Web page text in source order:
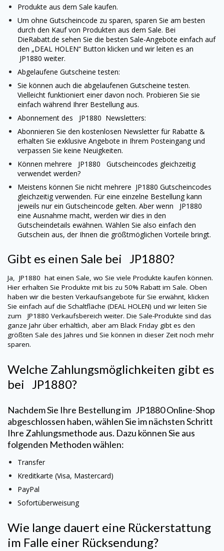
Produkte aus dem Sale kaufen.
Um ohne Gutscheincode zu sparen, sparen Sie am besten
durch den Kauf von Produkten aus dem Sale. Bei
DieRabatt.de sehen Sie die besten Sale-Angebote einfach auf
den „DEAL HOLEN“ Button klicken und wir leiten es an
JP1880 weiter.
Abgelaufene Gutscheine testen:
Sie können auch die abgelaufenen Gutscheine testen.
Vielleicht funktioniert einer davon noch. Probieren Sie sie
einfach während Ihrer Bestellung aus.
Abonnement des
JP1880 Newsletters:
Abonnieren Sie den kostenlosen Newsletter für Rabatte &
erhalten Sie exklusive Angebote in Ihrem Posteingang und
verpassen Sie keine Neuigkeiten.
Können mehrere
JP1880 Gutscheincodes gleichzeitig
verwendet werden?
Meistens können Sie nicht mehrere JP1880 Gutscheincodes
gleichzeitig verwenden. Für eine einzelne Bestellung kann
jeweils nur ein Gutscheincode gelten. Aber wenn
JP1880
eine Ausnahme macht, werden wir dies in den
Gutscheindetails ewähnen. Wählen Sie also einfach den
Gutschein aus, der Ihnen die größtmöglichen Vorteile bringt.
Gibt es einen Sale bei JP1880?
Ja, JP1880 hat einen Sale, wo Sie viele Produkte kaufen können.
Hier erhalten Sie Produkte mit bis zu 50% Rabatt im Sale. Oben
haben wir die besten Verkaufsangebote für Sie erwähnt, klicken
Sie einfach auf die Schaltfläche (DEAL HOLEN) und wir leiten Sie
zum
JP1880 Verkaufsbereich weiter. Die Sale-Produkte sind das
ganze Jahr über erhältlich, aber am Black Friday gibt es den
größten Sale des Jahres und Sie können in dieser Zeit noch mehr
sparen.
Welche Zahlungsmöglichkeiten gibt es
bei JP1880?
Nachdem Sie Ihre Bestellung im JP1880 Online-Shop
abgeschlossen haben, wählen Sie im nächsten Schritt
Ihre Zahlungsmethode aus. Dazu können Sie aus
folgenden Methoden wählen:
Transfer
Kreditkarte (Visa, Mastercard)
PayPal
Sofortüberweisung
Wie lange dauert eine Rückerstattung
im Falle einer Rücksendung?